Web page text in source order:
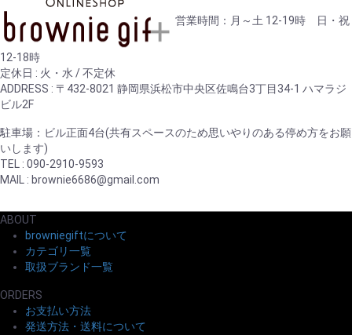
定休日
営業時間：月～土 12-19時 日・祝
12-18時
定休日 : 火・水 / 不定休
ADDRESS : 〒432-8021 静岡県浜松市中央区佐鳴台3丁目34-1 ハマラジ
ビル2F
駐車場：ビル正面4台(共有スペースのため思いやりのある停め方をお願
いします)
TEL : 090-2910-9593
MAIL : brownie6686@gmail.com
ABOUT
browniegiftについて
カテゴリ一覧
取扱ブランド一覧
ORDERS
お支払い方法
発送方法・送料について